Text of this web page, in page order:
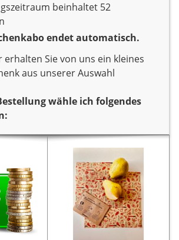
beinhaltet 52
endet automatisch.
erhalten Sie von uns ein kleines
aus unserer Auswahl
wähle ich folgendes
Blatt.
uns
zahlen
Sie verschenken ein Jahr
Lesespaß mit dem Titel
Das Goldene Blatt.
Als
Dankeschön erhalten Sie
von uns ein Set
bestehend aus zwei
hochwertigen